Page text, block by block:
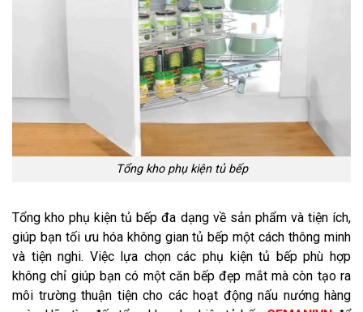
Tổng kho phụ kiện tủ bếp
Tổng kho phụ kiện tủ bếp đa dạng về sản phẩm và tiện ích,
giúp bạn tối ưu hóa không gian tủ bếp một cách thông minh
và tiện nghi. Việc lựa chọn các phụ kiện tủ bếp phù hợp
không chỉ giúp bạn có một căn bếp đẹp mắt mà còn tạo ra
môi trường thuận tiện cho các hoạt động nấu nướng hàng